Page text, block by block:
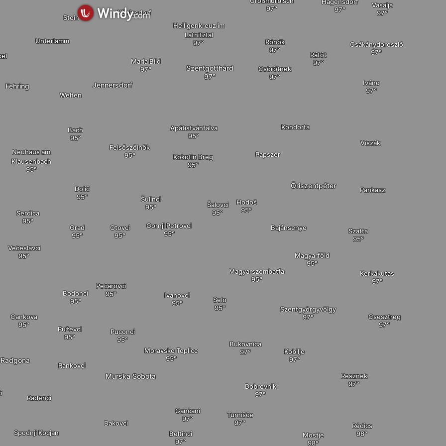
Kerkakutas
Csesztreg
Szentgyörgyvölgy
Kobilje
Szatta
Magyarföld
Csákánydoroszló
Ivánc
Vasalja
Hagensdorf
Csörötnek
Rátót
Rönök
Königsdorf
Jennersdorf
Welten
Fehring
Stein
Unterlamm
Szentgotthárd
Heiligenkreuz im
Lafnitztal
Maria Bild
Ivanovci
Selo
Moravske Toplice
Bukovnica
Magyarszombatfa
Puževci
Bodonci
Pečarovci
Puconci
Večeslavci
Cankova
Felsőszölnök
Otovci
Grad
Dolič
Serdica
Bach
Neuhaus am
Klausenbach
Rédics
Resznek
Mostje
Viszák
Pankasz
Őriszentpéter
Papszer
Kondorfa
Bajánsenye
Šulinci
Gornji Petrovci
Šalovci Hodoš
Kokotin Breg
Apátistvánfalva
Rankovci
Bakovci
Murska Sobota
Spodnji Kocjan
Radenci
Turnišče
Dobrovnik
Beltinci
Gančani